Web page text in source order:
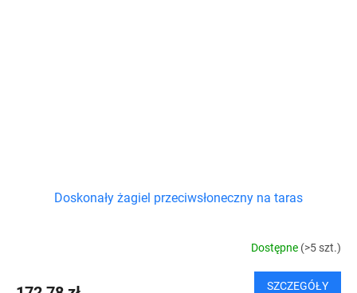
Doskonały żagiel przeciwsłoneczny na taras
Dostępne (>5 szt.)
SZCZEGÓŁY